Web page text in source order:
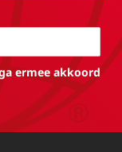
ermee akkoord